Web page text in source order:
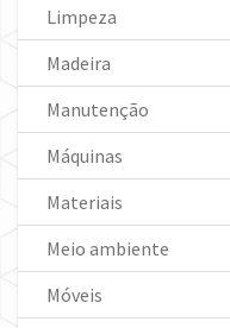
Limpeza
Madeira
Manutenção
Máquinas
Materiais
Meio ambiente
Móveis